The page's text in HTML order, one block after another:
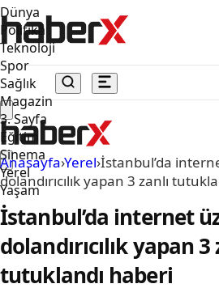
Dünya
Politika
Teknoloji
Spor
Sağlık
Magazin
3. Sayfa
Eğitim
Sinema
Yerel
Yaşam
Anasayfa›Yerel›İstanbul’da
dolandırıcılık yapan 3 zanlı
İstanbul’da internet
dolandırıcılık yapan 3
tutuklandı haberi